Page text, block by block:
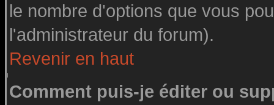
le nombre d'options que vous
l'administrateur du forum).
Revenir en haut
Comment puis-je éditer ou